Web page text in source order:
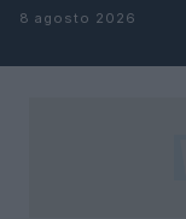
Saltar al contenido
8 agosto 2026